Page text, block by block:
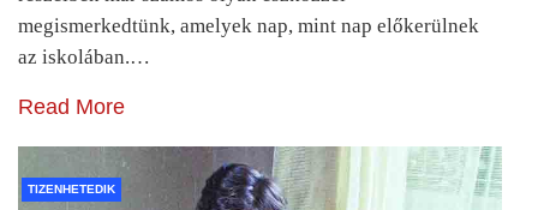
megismerkedtünk, amelyek nap, mint nap előkerülnek
az iskolában.…
Read More
TIZENHETEDIK